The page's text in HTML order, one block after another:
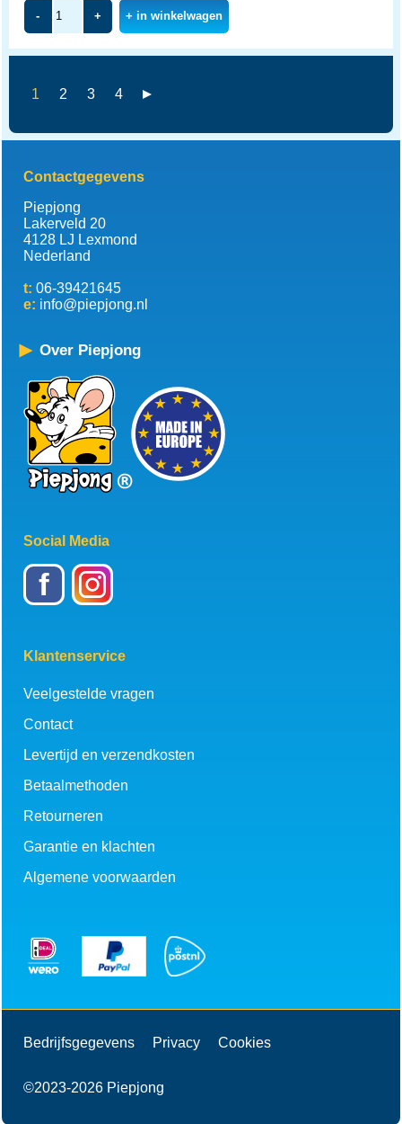
- + + in winkelwagen
1 2 3 4
Contactgegevens
Piepjong
Lakerveld 20
4128 LJ Lexmond
Nederland
t: 06-39421645
e: info@piepjong.nl
Over Piepjong
Social Media
f
Klantenservice
Veelgestelde vragen
Contact
Levertijd en verzendkosten
Betaalmethoden
Retourneren
Garantie en klachten
Algemene voorwaarden
Bedrijfsgegevens Privacy Cookies
©2023-2026 Piepjong